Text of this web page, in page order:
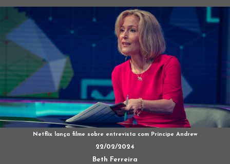
Netflix lança filme sobre entrevista com Príncipe Andrew
22/02/2024
Beth Ferreira